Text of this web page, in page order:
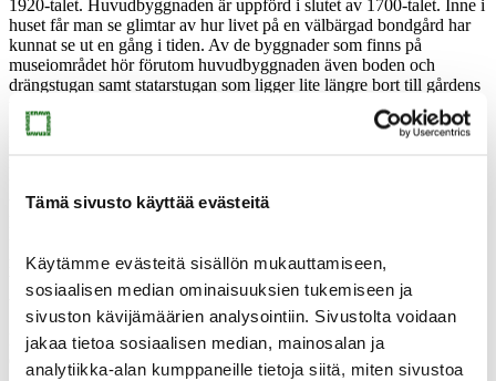
Tämä sivusto käyttää evästeitä
Käytämme evästeitä sisällön mukauttamiseen,
sosiaalisen median ominaisuuksien tukemiseen ja
sivuston kävijämäärien analysointiin. Sivustolta voidaan
jakaa tietoa sosiaalisen median, mainosalan ja
analytiikka-alan kumppaneille tietoja siitä, miten sivustoa
1920-talet. Huvudbyggnaden är uppförd i slutet av 1700-talet. Inne i
huset får man se glimtar av hur livet på en välbärgad bondgård har
kunnat se ut en gång i tiden. Av de byggnader som finns på
museiområdet hör förutom huvudbyggnaden även boden och
drängstugan samt statarstugan som ligger lite längre bort till gårdens
Heikkiläs gamla stomlägenhets resa till ett museum inleddes år 1955,
till Kervo stad. I början ansvarade den lokala hembygdsföreningen
museiområdet och samlade föremål till hembygdsmuseet. I en av
byggnaderna uppstod Kervobornas egen föreställning av gångna
tiders livsmiljöer.
Heikkilä museiområdet är öppet på sommaren, i samband med
evenemang och för grupper enligt överenskommelse. Gårdsområdet